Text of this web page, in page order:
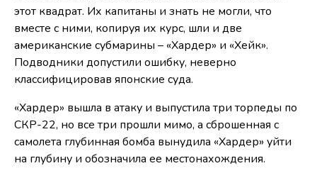
этот квадрат. Их капитаны и знать не могли, что
вместе с ними, копируя их курс, шли и две
американские субмарины – «Хардер» и «Хейк».
Подводники допустили ошибку, неверно
классифицировав японские суда.
«Хардер» вышла в атаку и выпустила три торпеды по
СКР-22, но все три прошли мимо, а сброшенная с
самолета глубинная бомба вынудила «Хардер» уйти
на глубину и обозначила ее местонахождения.